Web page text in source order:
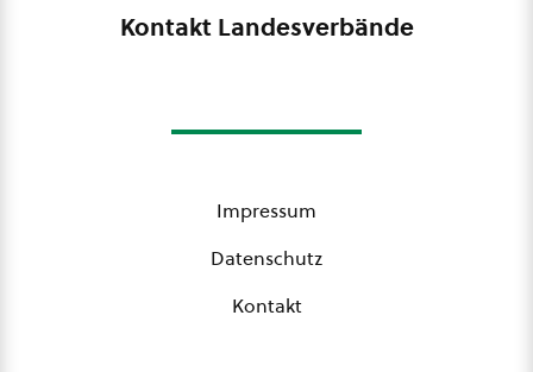
Kontakt Landesverbände
Impressum
Datenschutz
Kontakt